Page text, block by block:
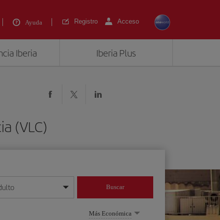
Ayuda Registro Acceso
Iberia Iberia Plus
(VLC)
mes/año
Buscar
Más Económica